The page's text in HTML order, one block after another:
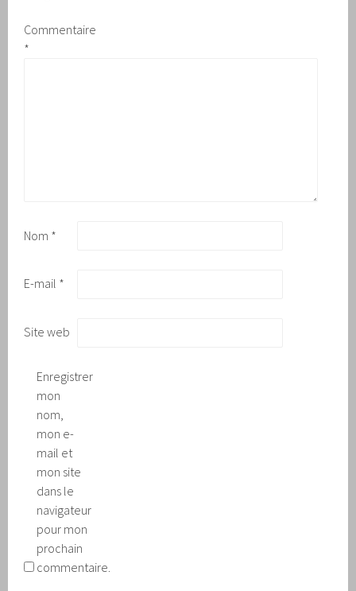
Commentaire
*
Nom *
E-mail *
Site web
Enregistrer
mon
nom,
mon e-
mail et
mon site
dans le
navigateur
pour mon
prochain
commentaire.